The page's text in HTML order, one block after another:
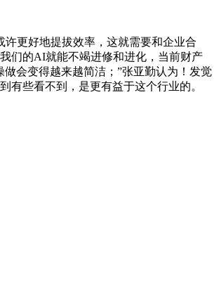
更好地提拔效率，这就需要和企业合
们的AI就能不竭进修和进化，当前财产
会变得越来越简洁；”张亚勤认为！发觉
有些看不到，是更有益于这个行业的。